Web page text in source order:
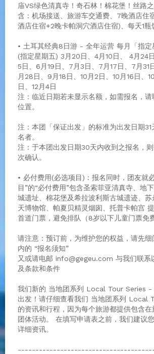
庙VS绿色清真寺！奇石林！棉花堡！丝路
含：机场接送、旅游车交通费、7晚酒店住
酒店住宿+2晚卡帕洞穴酒店住宿)、每天1瓶
• 土耳其经典8日游 - 全年运营 每月「指定
(指定星期五) 3月20日、4月10日、 4月24
5日、6月19日、7月3日、7月17日、7月31
月28日、9月18日、10月2日、10月16日、
日、12月4日
注：临近日期若未显示名额，如需报名，
位置。
注：本团「保证出发」的标准为出发日期31
名者。
注 : 于本团出发日期30天内收到之报名，
次确认。
• 必付费用(必选项目)：报名同时，团友就
目”的“必付费用”包含圣索菲亚清真寺、地
城遗址、棉花堡及希拉波利斯古城遗迹、
天博物馆、帕夏贝精灵烟囱、托普卡帕宫
首道门票，避免排队（8岁以下儿童门票免
请注意：预订前，为维护您的权益，请先
内的 “报名须知”
又或请电邮 info@gegeu.com 与我们联系
及条款和条件
我们新的 当地团系列 Local Tour Series -
出发！请仔细查看我们 当地团系列 Local
的资讯和行程，因为每个旅游都提供包含
团体活动。 在填写申请表之前，我们建议
详细资讯。